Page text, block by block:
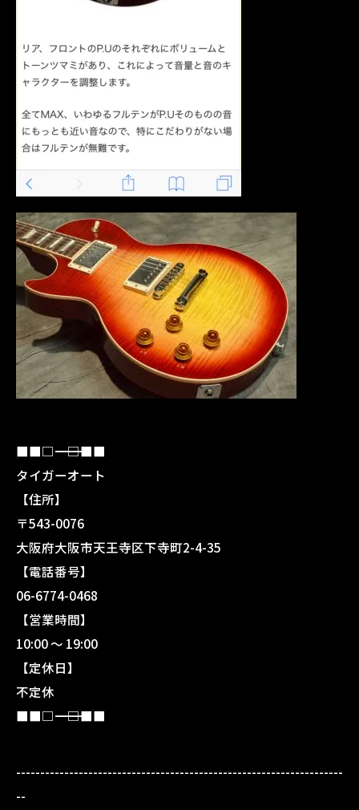
■■□―――――――――――――――――――□■■
タイガーオート
【住所】
〒543-0076
大阪府大阪市天王寺区下寺町2-4-35
【電話番号】
06-6774-0468
【営業時間】
10:00 〜 19:00
【定休日】
不定休
■■□―――――――――――――――――――□■■
--------------------------------------------------------------------
--